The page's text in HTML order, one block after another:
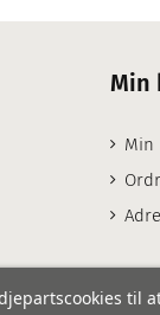
Min
Min
til